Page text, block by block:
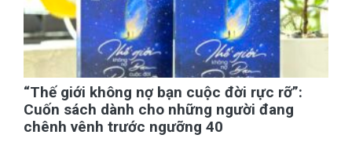
“Thế giới không nợ bạn cuộc đời rực rỡ”:
Cuốn sách dành cho những người đang
chênh vênh trước ngưỡng 40